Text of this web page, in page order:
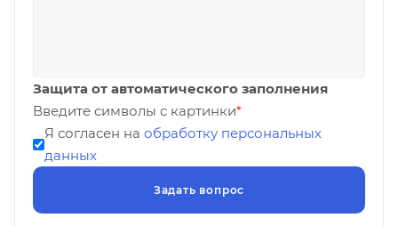
Защита от автоматического заполнения
Введите символы с картинки*
Я согласен на обработку персональных
данных